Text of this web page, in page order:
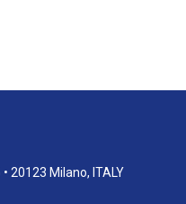
20123 Milano, ITALY